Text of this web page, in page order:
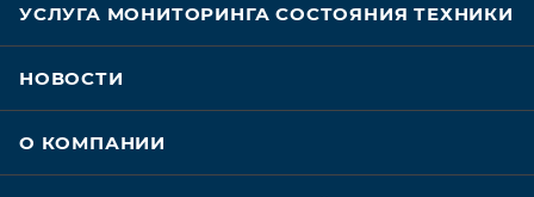
УСЛУГА МОНИТОРИНГА СОСТОЯНИЯ ТЕХНИКИ
НОВОСТИ
О КОМПАНИИ